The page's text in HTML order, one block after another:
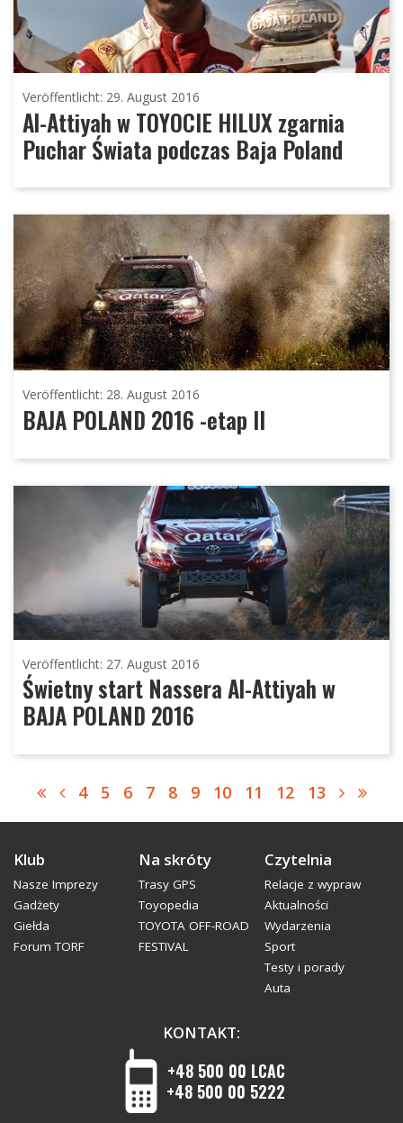
Veröffentlicht: 29. August 2016
Al-Attiyah w TOYOCIE HILUX zgarnia
Puchar Świata podczas Baja Poland
Veröffentlicht: 28. August 2016
BAJA POLAND 2016 -etap II
Veröffentlicht: 27. August 2016
Świetny start Nassera Al-Attiyah w
BAJA POLAND 2016
4 5 6 7 8 9 10 11 12 13
Klub
Nasze Imprezy
Gadżety
Giełda
Forum TORF
Na skróty
Trasy GPS
Toyopedia
TOYOTA OFF-ROAD
FESTIVAL
Czytelnia
Relacje z wypraw
Aktualności
Wydarzenia
Sport
Testy i porady
Auta
KONTAKT:
+48 500 00 LCAC
+48 500 00 5222